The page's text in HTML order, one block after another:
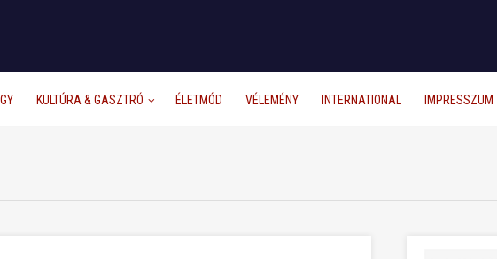
KULTÚRA & GASZTRÓ ÉLETMÓD VÉLEMÉNY INTERNATIONAL IMPRESSZUM